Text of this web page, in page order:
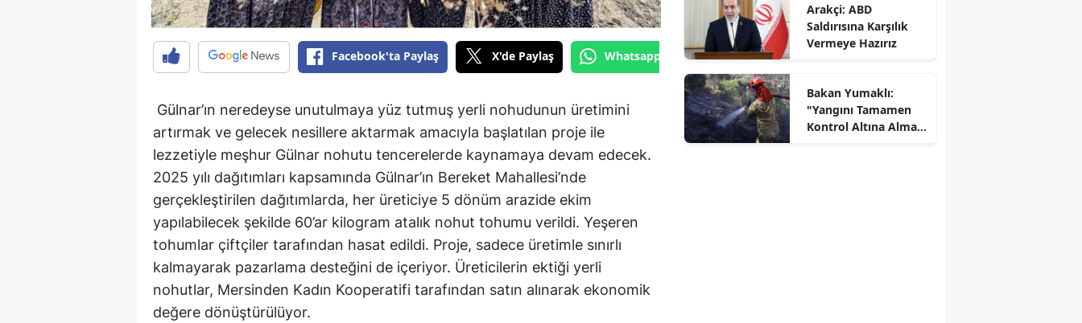
Facebook'ta Paylaş X'de Paylaş Whatsapp'tan Gönder
Gülnar’ın neredeyse unutulmaya yüz tutmuş yerli nohudunun üretimini
artırmak ve gelecek nesillere aktarmak amacıyla başlatılan proje ile
lezzetiyle meşhur Gülnar nohutu tencerelerde kaynamaya devam edecek.
2025 yılı dağıtımları kapsamında Gülnar’ın Bereket Mahallesi’nde
gerçekleştirilen dağıtımlarda, her üreticiye 5 dönüm arazide ekim
yapılabilecek şekilde 60’ar kilogram atalık nohut tohumu verildi. Yeşeren
tohumlar çiftçiler tarafından hasat edildi. Proje, sadece üretimle sınırlı
kalmayarak pazarlama desteğini de içeriyor. Üreticilerin ektiği yerli
nohutlar, Mersinden Kadın Kooperatifi tarafından satın alınarak ekonomik
değere dönüştürülüyor.
Arakçi: ABD
Saldırısına Karşılık
Vermeye Hazırız
Bakan Yumaklı:
"Yangını Tamamen
Kontrol Altına Almak